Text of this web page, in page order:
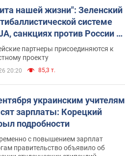
нашей жизни": Зеленский
системе
санкциях против России и
аграриев. Видео
партнеры присоединяются к
проекту
20:20 85,3 т.
украинским учителям
зарплаты: Корецкий
подробности
с повышением зарплат
правительство объявило об